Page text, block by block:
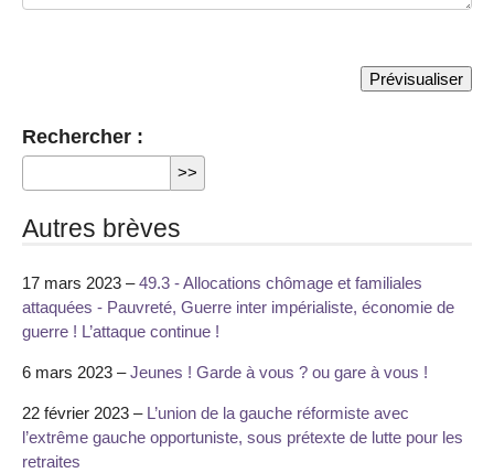
Rechercher :
Autres brèves
17 mars 2023 –49.3 - Allocations chômage et familiales
attaquées - Pauvreté, Guerre inter impérialiste, économie de
guerre ! L’attaque continue !
6 mars 2023 –Jeunes ! Garde à vous ? ou gare à vous !
22 février 2023 – L’union de la gauche réformiste avec
l’extrême gauche opportuniste, sous prétexte de lutte pour les
retraites